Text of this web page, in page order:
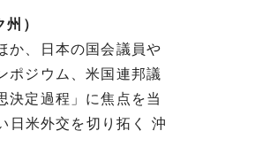
）
か、日本の国会議員や
ポジウム、米国連邦議
決定過程」に焦点を当
日米外交を切り拓く 沖